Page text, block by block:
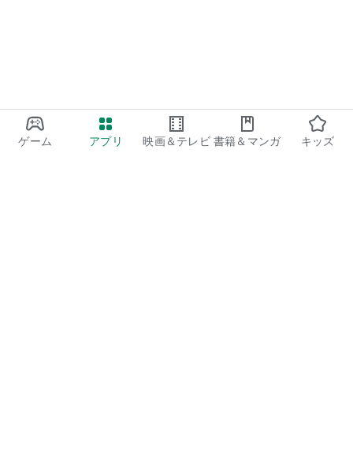
ゲーム アプリ 映画＆テレビ 書籍＆マンガ キッズ